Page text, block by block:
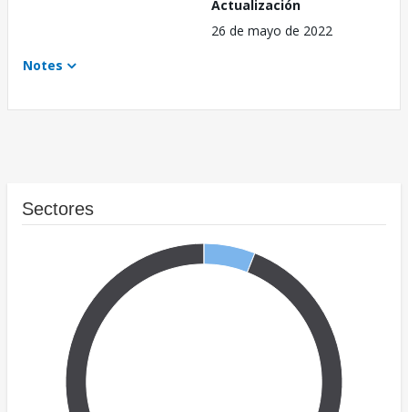
Actualización
26 de mayo de 2022
Notes
Sectores